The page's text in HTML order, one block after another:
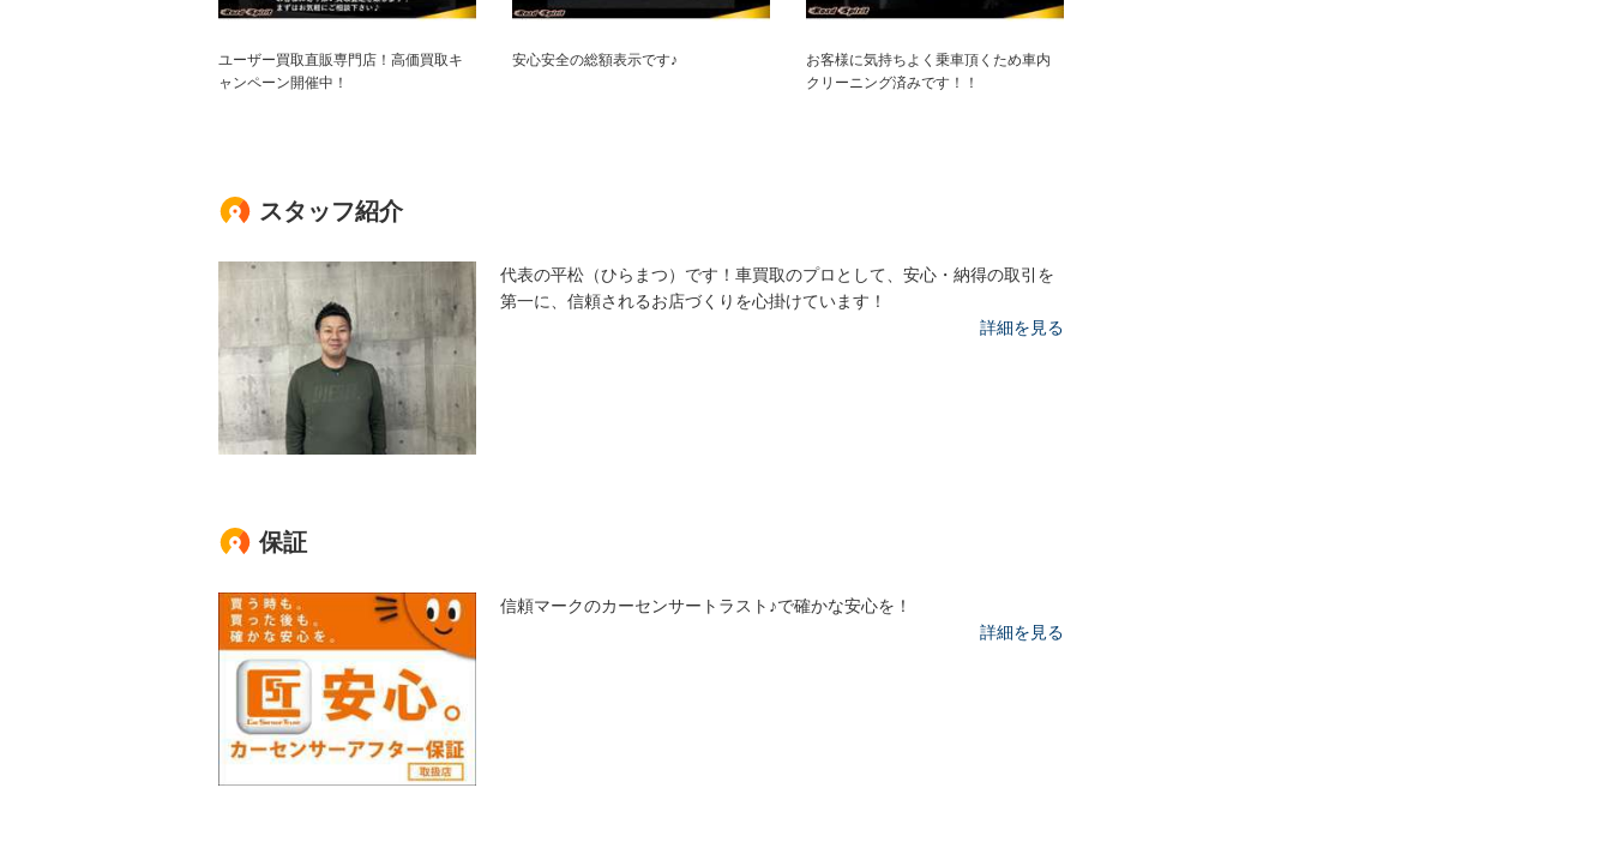
ユーザー買取直販専門店！高価買取キ
ャンペーン開催中！
安心安全の総額表示です♪
お客様に気持ちよく乗車頂くため車内
クリーニング済みです！！
スタッフ紹介
代表の平松（ひらまつ）です！車買取のプロとして、安心・納得の取引を
第一に、信頼されるお店づくりを心掛けています！
詳細を見る
保証
信頼マークのカーセンサートラスト♪で確かな安心を！
詳細を見る